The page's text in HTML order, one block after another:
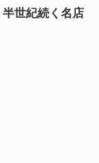
半世紀続く名店